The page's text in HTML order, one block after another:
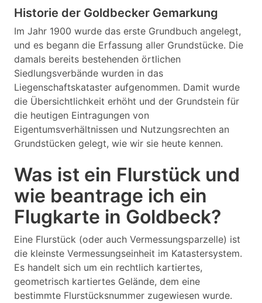
Historie der Goldbecker Gemarkung
Im Jahr 1900 wurde das erste Grundbuch angelegt,
und es begann die Erfassung aller Grundstücke. Die
damals bereits bestehenden örtlichen
Siedlungsverbände wurden in das
Liegenschaftskataster aufgenommen. Damit wurde
die Übersichtlichkeit erhöht und der Grundstein für
die heutigen Eintragungen von
Eigentumsverhältnissen und Nutzungsrechten an
Grundstücken gelegt, wie wir sie heute kennen.
Was ist ein Flurstück und
wie beantrage ich ein
Flugkarte in Goldbeck?
Eine Flurstück (oder auch Vermessungsparzelle) ist
die kleinste Vermessungseinheit im Katastersystem.
Es handelt sich um ein rechtlich kartiertes,
geometrisch kartiertes Gelände, dem eine
bestimmte Flurstücksnummer zugewiesen wurde.